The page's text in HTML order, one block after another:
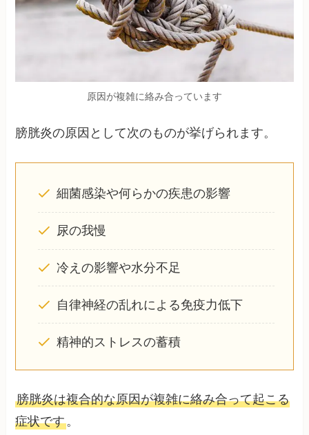
原因が複雑に絡み合っています
膀胱炎の原因として次のものが挙げられます。
細菌感染や何らかの疾患の影響
尿の我慢
冷えの影響や水分不足
自律神経の乱れによる免疫力低下
精神的ストレスの蓄積
膀胱炎は複合的な原因が複雑に絡み合って起こる
症状です。